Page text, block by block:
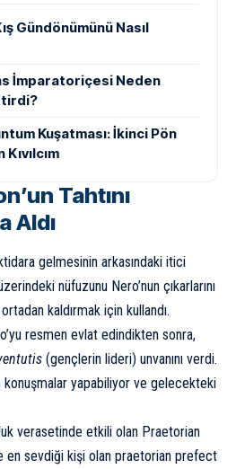
Gündönümünü Nasıl
İmparatoriçesi Neden
Kuşatması: İkinci Pön
Tahtını
Aldı
gelmesinin arkasındaki itici
nüfuzunu Nero’nun çıkarlarını
kaldırmak için kullandı.
resmen evlat edindikten sonra,
(gençlerin lideri) unvanını verdi.
konuşmalar yapabiliyor ve gelecekteki
verasetinde etkili olan Praetorian
en sevdiği kişi olan praetorian prefect